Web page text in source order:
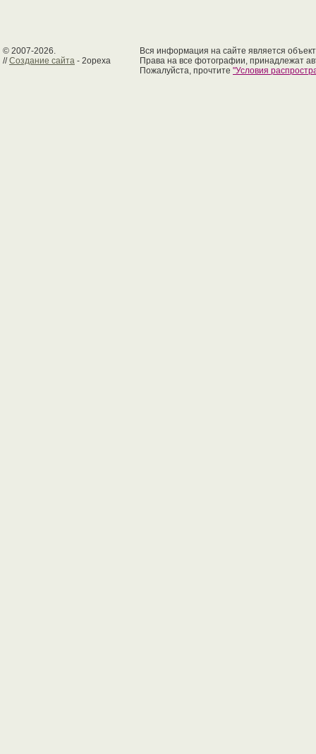
© 2007-2026.
//Создание сайта - 2opexa
Вся информация на сайте является
Права на все фотографии, принадлежат
Пожалуйста, прочтите "Условия